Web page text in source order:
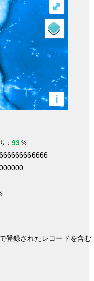
i
⤢
： 93 %
登録されたレコードを含む